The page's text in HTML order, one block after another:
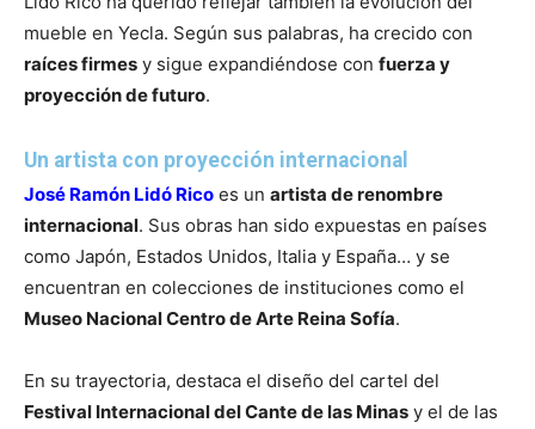
mueble en Yecla. Según sus palabras, ha crecido con
raíces firmes y sigue expandiéndose con fuerza y
proyección de futuro.
Un artista con proyección internacional
José Ramón Lidó Rico es un artista de renombre
internacional. Sus obras han sido expuestas en países
como Japón, Estados Unidos, Italia y España… y se
encuentran en colecciones de instituciones como el
Museo Nacional Centro de Arte Reina Sofía.
En su trayectoria, destaca el diseño del cartel del
Festival Internacional del Cante de las Minas y el de las